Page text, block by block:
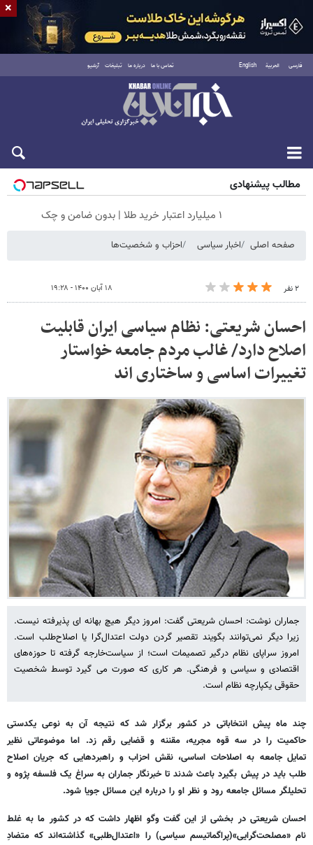
فارسی العربية English تماس با ما درباره ما تبلیغات آرشیو
جمعه ۱۶ مرداد ۱۴۰۵
مطالب پیشنهادی
۱ میلیارد اعتبار خرید طلا | بدون ضامن و چک
صفحه اصلی اخبار سیاسی احزاب و شخصیت‌ها
۲ نفر ۱۸ آبان ۱۴۰۰ - ۱۹:۲۸
احسان شریعتی: نظام سیاسی ایران قابلیت
اصلاح دارد/ غالب مردم جامعه خواستار
تغییرات اساسی و ساختاری اند
جماران نوشت: احسان شریعتی گفت: امروز دیگر هیچ بهانه ای پذیرفته نیست.
زیرا دیگر نمی‌توانند بگویند تقصیر گردن دولت اعتدال‌گرا یا اصلاح‌طلب است.
امروز سراپای نظام درگیر تصمیمات است؛ از سیاست‌خارجه گرفته تا حوزه‌های
اقتصادی و سیاسی و فرهنگی. هر کاری که صورت می گیرد توسط شخصیت
حقوقی یکپارچه نظام است.
چند ماه پیش انتخاباتی در کشور برگزار شد که نتیجه آن به نوعی یکدستی
حاکمیت را در سه قوه مجریه، مقننه و قضایی رقم زد. اما موضوعاتی نظیر
تمایل جامعه به اصلاحات اساسی، نقش احزاب و راهبردهایی که جریان اصلاح
طلب باید در پیش بگیرد باعث شدند تا خبرنگار جماران به سراغ یک فلسفه پژوه و
تحلیلگر مسائل جامعه رود و نظر او را درباره این مسائل جویا شود.
احسان شریعتی در بخشی از این گفت وگو اظهار داشت که در کشور ما به غلط
نام «مصلحت‌گرایی»(پراگماتیسم سیاسی) را «اعتدال‌طلبی» گذاشته‌اند که متضادِ
×